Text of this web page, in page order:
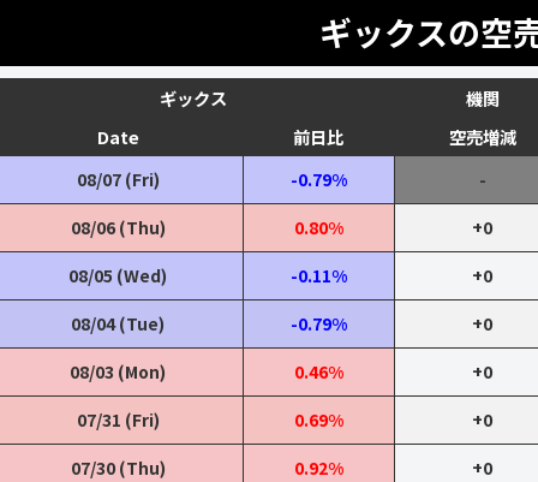
ギックスの空
ギックス
機関
Date
前日比 空売増減
08/07 (Fri) -0.79%
-
08/06 (Thu)
0.80%
+0
08/05 (Wed)
-0.11%
+0
08/04 (Tue)
-0.79%
+0
08/03 (Mon)
0.46%
+0
07/31 (Fri)
0.69%
+0
07/30 (Thu)
0.92%
+0